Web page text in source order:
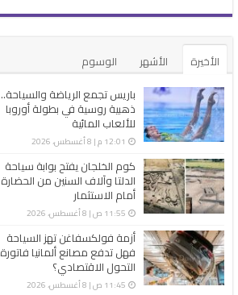
الأخيرة الأشهر
الوسوم
باريس تجمع الرياضة والسياحة..
ذهبية روسية في بطولة أوروبا
للألعاب المائية
12:01 م | 8 أغسطس، 2026
كوم الخلجان يفتح بوابة سياحة
الدلتا وآلاف السنين من الحضارة
أمام الاستثمار
11:55 ص | 8 أغسطس، 2026
أزمة فولكسفاغن تهز السياحة
فهل تدفع مصانع ألمانيا فاتورة
التحول الاقتصادي؟
11:45 ص | 8 أغسطس، 2026